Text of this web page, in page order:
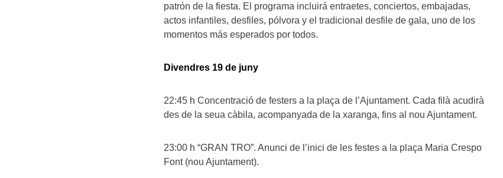
patrón de la fiesta. El programa incluirá entraetes, conciertos, embajadas,
actos infantiles, desfiles, pólvora y el tradicional desfile de gala, uno de los
momentos más esperados por todos.
Divendres 19 de juny
22:45 h Concentració de festers a la plaça de l’Ajuntament. Cada filà acudirà
des de la seua càbila, acompanyada de la xaranga, fins al nou Ajuntament.
23:00 h “GRAN TRO”. Anunci de l’inici de les festes a la plaça Maria Crespo
Font (nou Ajuntament).